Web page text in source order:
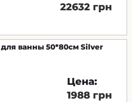
22632 грн
для ванны 50*80см Silver
Цена:
1988 грн